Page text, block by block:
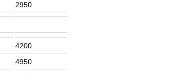
2950
4200
4950